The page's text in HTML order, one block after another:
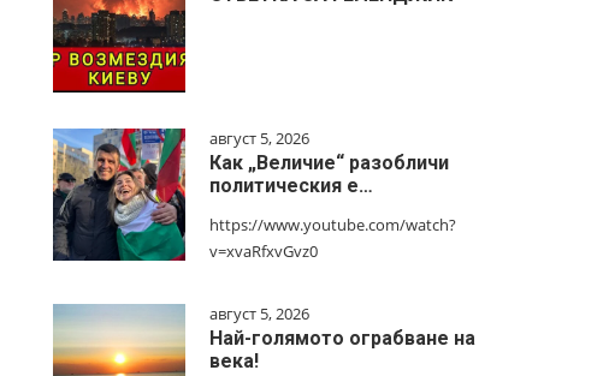
август 5, 2026
Как „Величие“ разобличи
политическия е…
https://www.youtube.com/watch?
v=xvaRfxvGvz0
август 5, 2026
Най-голямото ограбване на
века!